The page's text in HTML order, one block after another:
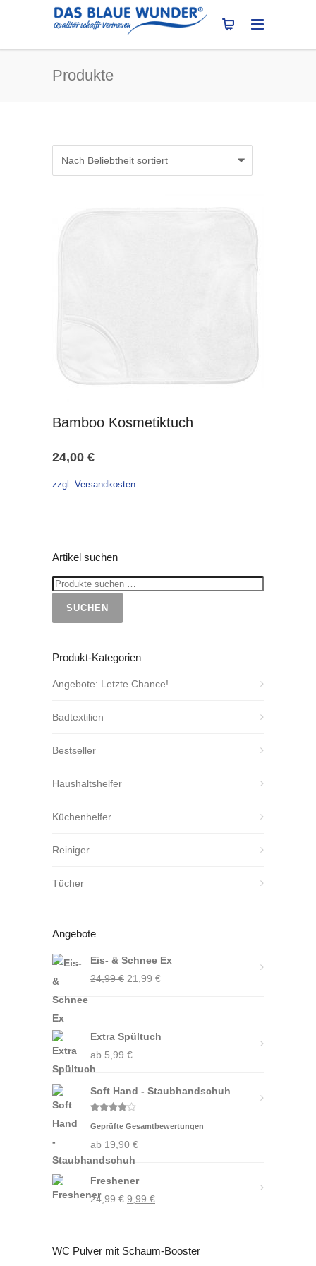
Produkte
Bamboo Kosmetiktuch
24,00 €
zzgl. Versandkosten
Artikel suchen
SUCHEN
Produkt-Kategorien
Angebote: Letzte Chance!
Badtextilien
Bestseller
Haushaltshelfer
Küchenhelfer
Reiniger
Tücher
Angebote
Eis- & Schnee Ex
24,99€ Ursprünglicher
24,99 €
21,99 €Aktueller
Extra Spültuch
ab 5,99 €
Soft Hand - Staubhandschuh
Bewertet
mit4.00
von 5
Geprüfte Gesamtbewertungen
ab 19,90 €
Freshener
24,99€ Ursprünglicher
24,99 €
9,99 €Aktueller
9,99 €.
WC Pulver mit Schaum-Booster